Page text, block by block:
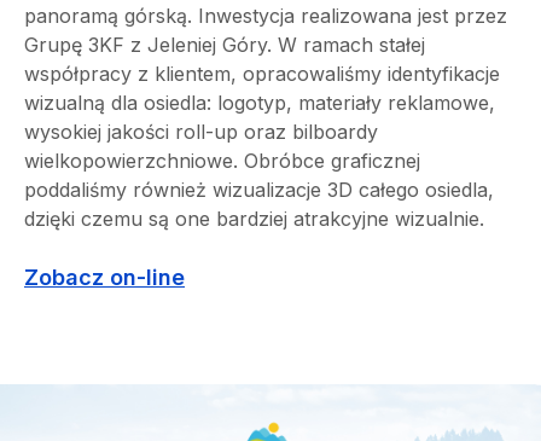
panoramą górską. Inwestycja realizowana jest przez
Grupę 3KF z Jeleniej Góry. W ramach stałej
współpracy z klientem, opracowaliśmy identyfikacje
wizualną dla osiedla: logotyp, materiały reklamowe,
wysokiej jakości roll-up oraz bilboardy
wielkopowierzchniowe. Obróbce graficznej
poddaliśmy również wizualizacje 3D całego osiedla,
dzięki czemu są one bardziej atrakcyjne wizualnie.
Zobacz on-line